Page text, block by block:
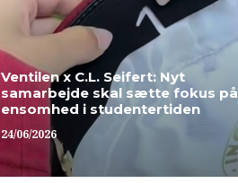
Ventilen x C.L. Seifert: Nyt
samarbejde skal sætte fokus på
ensomhed i studentertiden
24/06/2026